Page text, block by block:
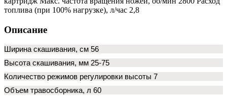
топлива (при 100% нагрузке), л/час 2,8
Описание
Ширина скашивания, см 56
Высота скашивания, мм 25-75
Количество режимов регулировки высоты 7
Объем травосборника, л 60